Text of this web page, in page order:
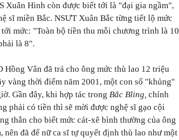
Xuân Hinh còn được biết tới là "đại gia ngầm",
sĩ miền Bắc. NSƯT Xuân Bắc từng tiết lộ mức
mức: "Toàn bộ tiền thu mỗi chương trình là 10
là 8".
Hồng Vân đã trả cho ông mức thù lao 12 triệu
vàng thời điểm năm 2001, một con số "khủng"
Gần đây, khi hợp tác trong Bắc Bling, chính
phải có tiền thì sẽ mời được nghệ sĩ gạo cội
thắn cho biết mức cát-xê bình thường của ông
nên đã để nữ ca sĩ tự quyết định thù lao như một